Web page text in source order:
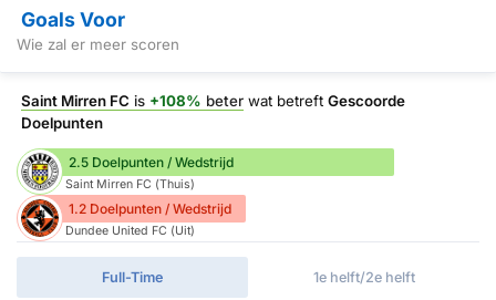
Goals Voor
Wie zal er meer scoren
Saint Mirren FC is +108% beter wat betreft Gescoorde
Doelpunten
2.5 Doelpunten / Wedstrijd
Saint Mirren FC (Thuis)
1.2 Doelpunten / Wedstrijd
Dundee United FC (Uit)
Full-Time 1e helft/2e helft